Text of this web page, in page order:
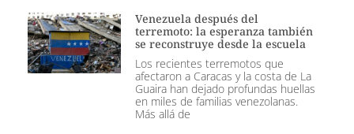
Venezuela después del
terremoto: la esperanza también
se reconstruye desde la escuela
Los recientes terremotos que
afectaron a Caracas y la costa de La
Guaira han dejado profundas huellas
en miles de familias venezolanas.
Más allá de